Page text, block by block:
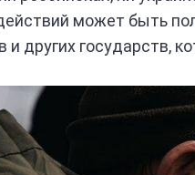
может быть
других государств,